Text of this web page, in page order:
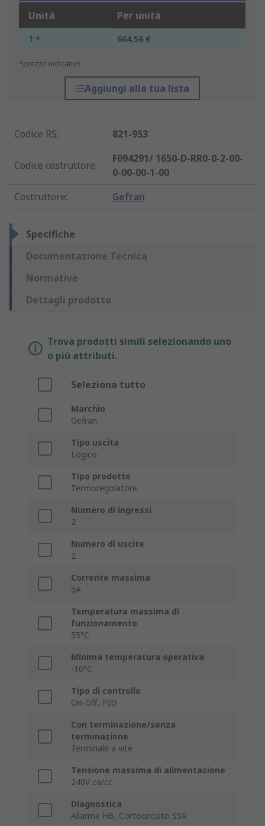
Unità Per unità
1 + 664,56 €
*prezzo indicativo
Aggiungi alla tua lista
Codice RS: 821-953
Codice costruttore:
F094291/ 1650-D-RR0-0-2-00-
0-00-00-1-00
Costruttore: Gefran
Specifiche
Documentazione Tecnica
Normative
Dettagli prodotto
Trova prodotti simili selezionando uno
o più attributi.
Seleziona tutto
Marchio
Gefran
Tipo uscita
Logico
Tipo prodotto
Termoregolatore
Numero di ingressi
2
Numero di uscite
2
Corrente massima
5A
Temperatura massima di
funzionamento
55°C
Minima temperatura operativa
-10°C
Tipo di controllo
On-Off, PID
Con terminazione/senza
terminazione
Terminale a vite
Tensione massima di alimentazione
240V ca/cc
Diagnostica
Allarme HB, Cortocircuito SSR